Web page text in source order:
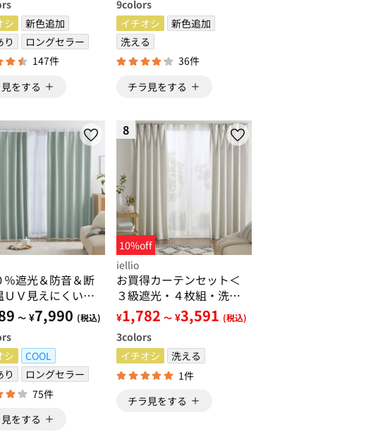
シ
新色追加
り
ロングセラー
147件
をする
形状記憶加工・新生活・
コスパ＞
9colors
イチオシ
新色追加
洗える
36件
チラ見をする
％遮光＆防音＆断
ＵＶ見えにくいレ
カーテンセット＜
・遮光１級・無
る・形状記憶＞
～ ¥7,990 (税込)
シ
COOL
り
ロングセラー
75件
をする
8
10%off
iellio
お買得カーテンセット＜
３級遮光・４枚組・洗え
る・無地・既製サイズ＞
¥1,782 ～ ¥3,591 (税込)
3colors
イチオシ
洗える
1件
チラ見をする